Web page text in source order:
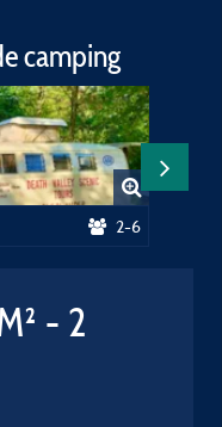
camping
2-6
- 2